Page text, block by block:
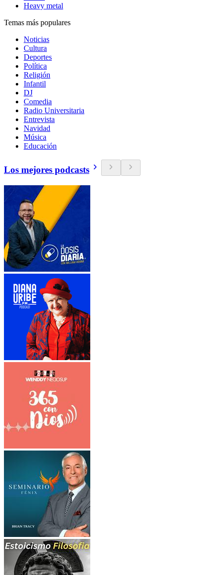
Heavy metal
Temas más populares
Noticias
Cultura
Deportes
Política
Religión
Infantil
DJ
Comedia
Radio Universitaria
Entrevista
Navidad
Música
Educación
Los mejores podcasts